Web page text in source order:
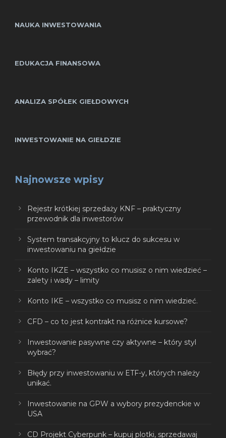
NAUKA INWESTOWANIA
EDUKACJA FINANSOWA
ANALIZA SPÓŁEK GIEŁDOWYCH
INWESTOWANIE NA GIEŁDZIE
Najnowsze wpisy
Rejestr krótkiej sprzedaży KNF – praktyczny
przewodnik dla inwestorów
System transakcyjny to klucz do sukcesu w
inwestowaniu na giełdzie
Konto IKZE – wszystko co musisz o nim wiedzieć –
zalety i wady – limity
Konto IKE – wszystko co musisz o nim wiedzieć.
CFD – co to jest kontrakt na różnice kursowe?
Inwestowanie pasywne czy aktywne – który styl
wybrać?
Błędy przy inwestowaniu w ETF-y, których należy
unikać.
Inwestowanie na GPW a wybory prezydenckie w
USA
CD Projekt Cyberpunk – kupuj plotki, sprzedawaj